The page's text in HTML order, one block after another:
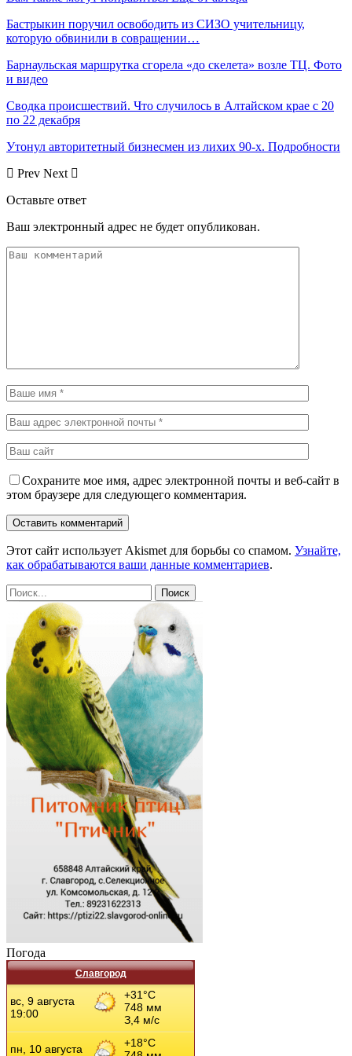
Бастрыкин поручил освободить из СИЗО учительницу,
которую обвинили в совращении…
Барнаульская маршрутка сгорела «до скелета» возле ТЦ. Фото
и видео
Сводка происшествий. Что случилось в Алтайском крае с 20
по 22 декабря
Утонул авторитетный бизнесмен из лихих 90-х. Подробности
Prev Next
Оставьте ответ
Ваш электронный адрес не будет опубликован.
Сохраните мое имя, адрес электронной почты и веб-сайт в
этом браузере для следующего комментария.
Этот сайт использует Akismet для борьбы со спамом. Узнайте,
как обрабатываются ваши данные комментариев.
Погода
Славгород